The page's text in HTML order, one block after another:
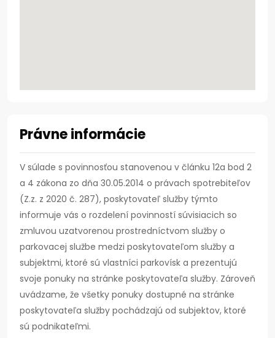
Právne informácie
V súlade s povinnosťou stanovenou v článku 12a bod 2
a 4 zákona zo dňa 30.05.2014 o právach spotrebiteľov
(Z.z. z 2020 č. 287), poskytovateľ služby týmto
informuje vás o rozdelení povinností súvisiacich so
zmluvou uzatvorenou prostredníctvom služby o
parkovacej službe medzi poskytovateľom služby a
subjektmi, ktoré sú vlastníci parkovísk a prezentujú
svoje ponuky na stránke poskytovateľa služby. Zároveň
uvádzame, že všetky ponuky dostupné na stránke
poskytovateľa služby pochádzajú od subjektov, ktoré
sú podnikateľmi.